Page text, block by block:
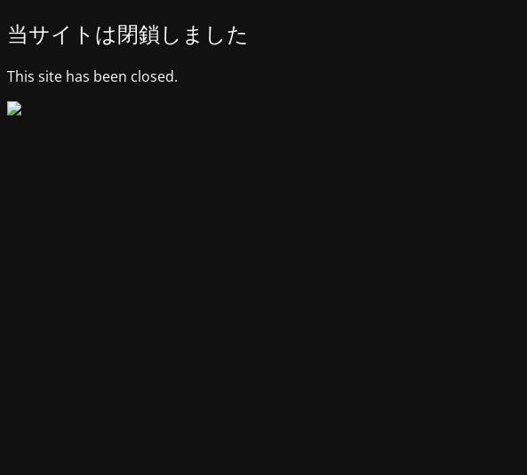
当サイトは閉鎖しました
This site has been closed.